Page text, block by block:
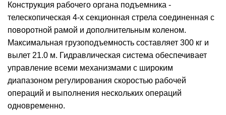
Конструкция рабочего органа подъемника -
телескопическая 4-х секционная стрела соединенная с
поворотной рамой и дополнительным коленом.
Максимальная грузоподъемность составляет 300 кг и
вылет 21.0 м. Гидравлическая система обеспечивает
управление всеми механизмами с широким
диапазоном регулирования скоростью рабочей
операций и выполнения нескольких операций
одновременно.